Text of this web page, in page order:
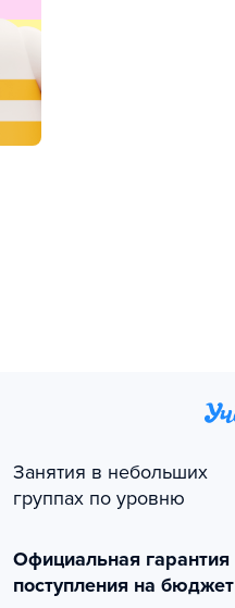
Занятия в небольших
группах по уровню
Официальная гарантия
поступления на бюджет